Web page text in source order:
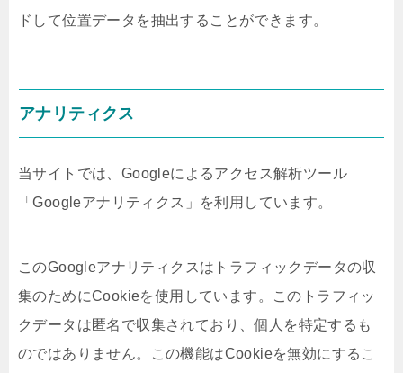
ドして位置データを抽出することができます。
アナリティクス
当サイトでは、Googleによるアクセス解析ツール
「Googleアナリティクス」を利用しています。
このGoogleアナリティクスはトラフィックデータの収
集のためにCookieを使用しています。このトラフィッ
クデータは匿名で収集されており、個人を特定するも
のではありません。この機能はCookieを無効にするこ